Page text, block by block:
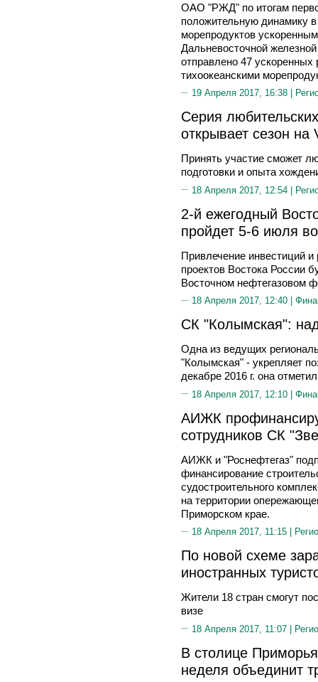
ОАО "РЖД" по итогам
положительную динамику в
морепродуктов
Дальневосточной
отправлено 47
тихоокеанскими
19 Апреля 2017, 16:38 |
Серия
открывает сезон
Принять участие сможет
подготовки и опыта
18 Апреля 2017, 12:54 |
2-й ежегодный
пройдет 5-6 июля
Привлечение инвестиций
проектов Востока России
Восточном нефтегазовом
18 Апреля 2017, 12:40 |
СК "Колымская":
Одна из ведущих
"Колымская" - укрепляет
декабре 2016 г. она
18 Апреля 2017, 12:10 |
АИЖК
сотрудников СК
АИЖК и "Роснефтегаз"
финансирование
судостроительного
на территории
Приморском крае.
18 Апреля 2017, 11:15 |
По новой схеме
иностранных
Жители 18 стран смогут
визе
18 Апреля 2017, 11:07 |
В столице
неделя объединит